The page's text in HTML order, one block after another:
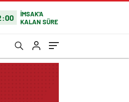
İMSAK'A
KALAN SÜRE